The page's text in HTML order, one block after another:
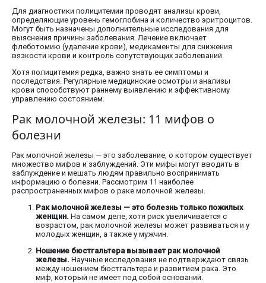
Для диагностики полицитемии проводят анализы крови,
определяющие уровень гемоглобина и количество эритроцитов.
Могут быть назначены дополнительные исследования для
выяснения причины заболевания. Лечение включает
флеботомию (удаление крови), медикаменты для снижения
вязкости крови и контроль сопутствующих заболеваний.
Хотя полицитемия редка, важно знать ее симптомы и
последствия. Регулярные медицинские осмотры и анализы
крови способствуют раннему выявлению и эффективному
управлению состоянием.
Рак молочной железы: 11 мифов о
болезни
Рак молочной железы — это заболевание, о котором существует
множество мифов и заблуждений. Эти мифы могут вводить в
заблуждение и мешать людям правильно воспринимать
информацию о болезни. Рассмотрим 11 наиболее
распространенных мифов о раке молочной железы.
Рак молочной железы — это болезнь только пожилых
женщин. На самом деле, хотя риск увеличивается с
возрастом, рак молочной железы может развиваться и у
молодых женщин, а также у мужчин.
Ношение бюстгальтера вызывает рак молочной
железы. Научные исследования не подтверждают связь
между ношением бюстгальтера и развитием рака. Это
миф, который не имеет под собой оснований.